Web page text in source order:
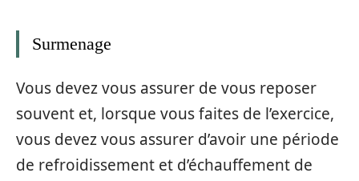
Surmenage
Vous devez vous assurer de vous reposer
souvent et, lorsque vous faites de l’exercice,
vous devez vous assurer d’avoir une période
de refroidissement et d’échauffement de